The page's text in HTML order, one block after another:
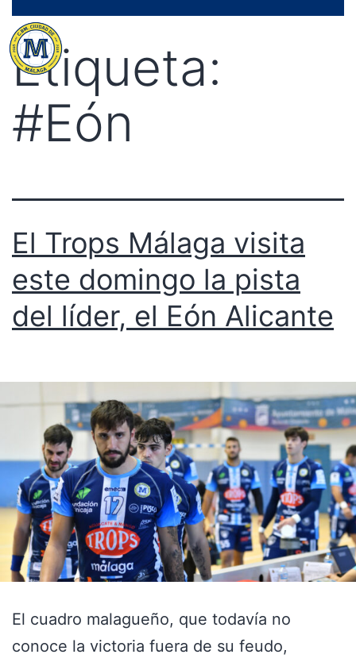
contenido
Etiqueta:
#Eón
El Trops Málaga visita
este domingo la pista
del líder, el Eón Alicante
El cuadro malagueño, que todavía no
conoce la victoria fuera de su feudo,